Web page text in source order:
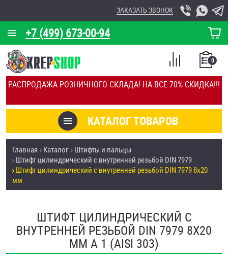
РАСПРОДАЖА РОЗНИЧНОГО СКЛАДА! НА ВСЁ 70% СКИДКА!!!
+7 (499) 673-00-94
ЗАКАЗАТЬ ЗВОНОК
КОРЗИНА
О КОМПАНИИ
КАЛЬКУЛЯТОР
ОТЗЫВЫ
УСЛУГИ
СКИДКИ
ПОКУПАТЕЛЯМ
ОПЛАТА И ДОСТАВКА
КАТАЛОГ ТОВАРОВ
0
СПИСОК
СРАВНЕНИЕ
Товары со скидкой
Анкеры
Антивандальный крепёж, инструмент
Болты и винты
Главная Каталог Штифты и пальцы
Штифт цилиндрический с внутренней резьбой DIN 7979
Штифт цилиндрический с внутренней резьбой DIN 7979 8х20
мм
ШТИФТ ЦИЛИНДРИЧЕСКИЙ С
ВНУТРЕННЕЙ РЕЗЬБОЙ DIN 7979 8Х20
ММ А 1 (AISI 303)